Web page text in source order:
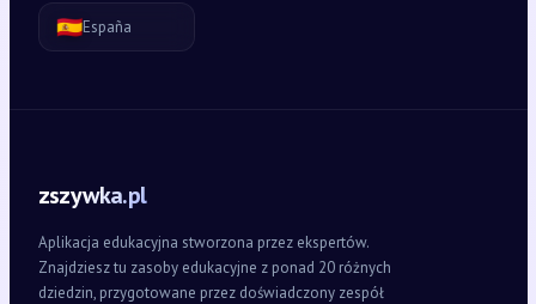
🇪🇸España
zszywka.pl
Aplikacja edukacyjna stworzona przez ekspertów.
Znajdziesz tu zasoby edukacyjne z ponad 20 różnych
dziedzin, przygotowane przez doświadczony zespół